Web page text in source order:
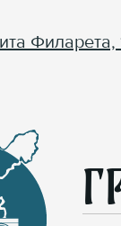
Филарета,